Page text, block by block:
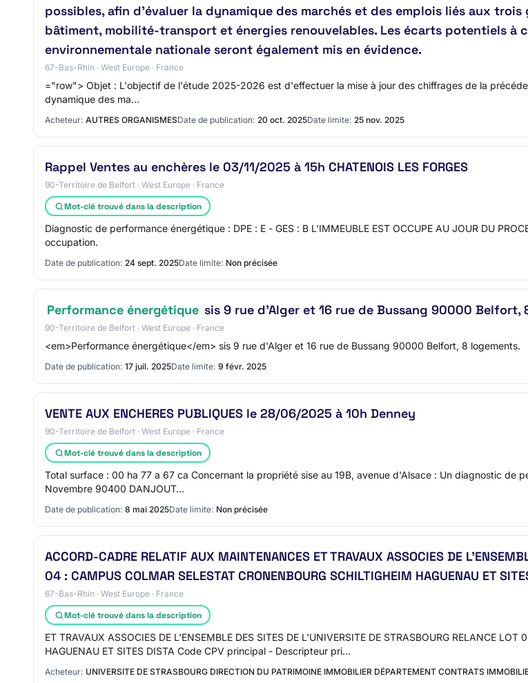
possibles, afin d'évaluer la dynamique des marchés et des emplois liés aux
bâtiment, mobilité-transport et énergies renouvelables. Les écarts potentiels
environnementale nationale seront également mis en évidence.
67-Bas-Rhin · West Europe · France
="row"> Objet : L'objectif de l'étude 2025-2026 est d'effectuer la mise à jour des chiffrages de la
dynamique des ma…
Acheteur: AUTRES ORGANISMESDate de publication: 20 oct. 2025Date limite: 25 nov. 2025
Rappel Ventes au enchères le 03/11/2025 à 15h CHATENOIS LES FORGES
90-Territoire de Belfort · West Europe · France
Mot-clé trouvé dans la description
Diagnostic de performance énergétique : DPE : E - GES : B L'IMMEUBLE EST OCCUPE AU JOUR DU
occupation.
Date de publication: 24 sept. 2025Date limite: Non précisée
Performance énergétique sis 9 rue d'Alger et 16 rue de Bussang 90000 Belfort,
90-Territoire de Belfort · West Europe · France
<em>Performance énergétique</em> sis 9 rue d'Alger et 16 rue de Bussang 90000 Belfort, 8 logements.
Date de publication: 17 juil. 2025Date limite: 9 févr. 2025
VENTE AUX ENCHERES PUBLIQUES le 28/06/2025 à 10h Denney
90-Territoire de Belfort · West Europe · France
Mot-clé trouvé dans la description
Total surface : 00 ha 77 a 67 ca Concernant la propriété sise au 19B, avenue d'Alsace : Un diagnostic de
Novembre 90400 DANJOUT…
Date de publication: 8 mai 2025Date limite: Non précisée
ACCORD-CADRE RELATIF AUX MAINTENANCES ET TRAVAUX ASSOCIES DE
04 : CAMPUS COLMAR SELESTAT CRONENBOURG SCHILTIGHEIM HAGUENAU ET
67-Bas-Rhin · West Europe · France
Mot-clé trouvé dans la description
ET TRAVAUX ASSOCIES DE L'ENSEMBLE DES SITES DE L'UNIVERSITE DE STRASBOURG RELANCE
HAGUENAU ET SITES DISTA Code CPV principal - Descripteur pri…
Acheteur: UNIVERSITE DE STRASBOURG DIRECTION DU PATRIMOINE IMMOBILIER DÉPARTEMENT CONTRATS